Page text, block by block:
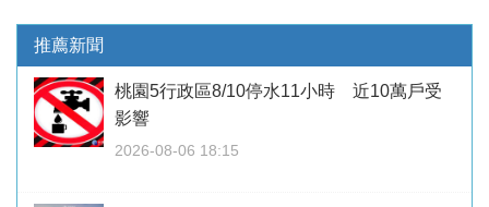
推薦新聞
桃園5行政區8/10停水11小時 近10萬戶受
影響
2026-08-06 18:15